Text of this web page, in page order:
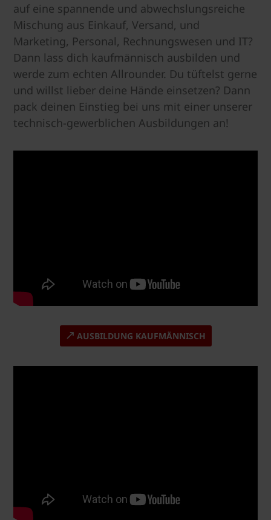
auf eine spannende und abwechslungsreiche
Mischung aus Einkauf, Versand, und
Marketing, Personal, Rechnungswesen und IT?
Dann lass dich kaufmännisch ausbilden und
werde zum echten Allrounder. Du tüftelst gerne
und willst lieber deine Hände einsetzen? Dann
pack deinen Einstieg bei uns mit einer unserer
technisch-gewerblichen Ausbildungen an!
AUSBILDUNG KAUFMÄNNISCH